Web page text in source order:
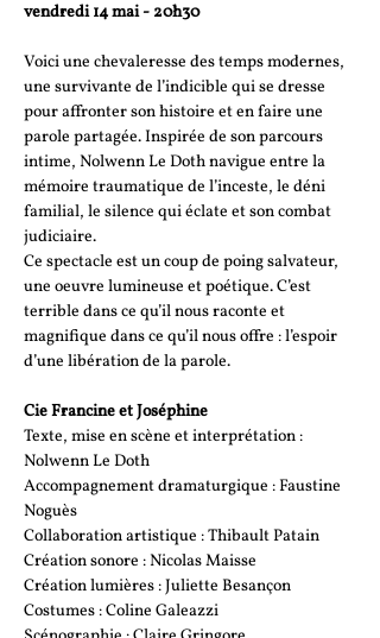
vendredi 14 mai - 20h30
Voici une chevaleresse des temps modernes,
une survivante de l’indicible qui se dresse
pour affronter son histoire et en faire une
parole partagée. Inspirée de son parcours
intime, Nolwenn Le Doth navigue entre la
mémoire traumatique de l’inceste, le déni
familial, le silence qui éclate et son combat
judiciaire.
Ce spectacle est un coup de poing salvateur,
une oeuvre lumineuse et poétique. C’est
terrible dans ce qu’il nous raconte et
magnifique dans ce qu’il nous offre : l’espoir
d’une libération de la parole.
Cie Francine et Joséphine
Texte, mise en scène et interprétation :
Nolwenn Le Doth
Accompagnement dramaturgique : Faustine
Noguès
Collaboration artistique : Thibault Patain
Création sonore : Nicolas Maisse
Création lumières : Juliette Besançon
Costumes : Coline Galeazzi